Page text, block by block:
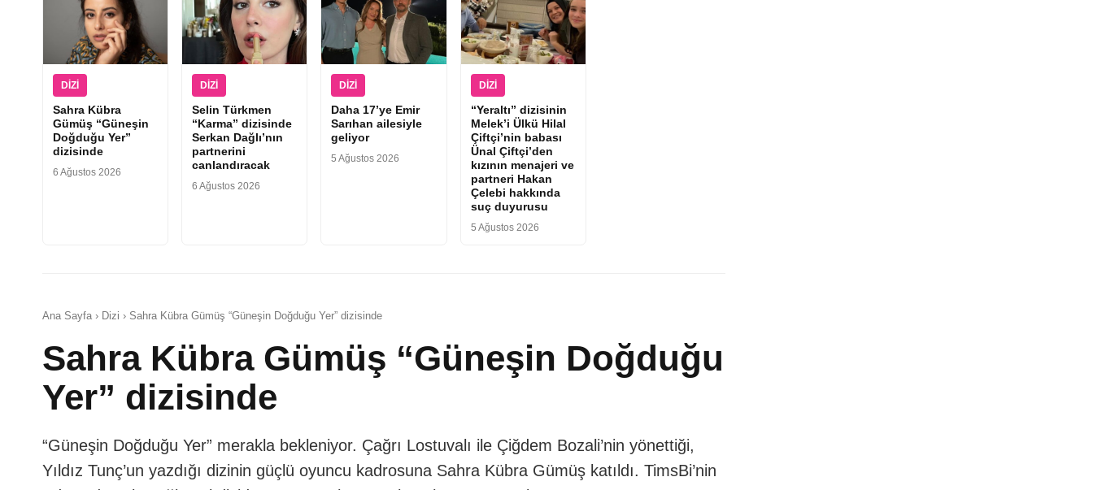
DIZI
Sahra Kübra
Gümüş “Güneşin
Doğduğu Yer”
dizisinde
6 Ağustos 2026
DIZI
Selin Türkmen
“Karma” dizisinde
Serkan Dağlı’nın
partnerini
canlandıracak
6 Ağustos 2026
DIZI
Daha 17’ye Emir
Sarıhan ailesiyle
geliyor
5 Ağustos 2026
DIZI
“Yeraltı” dizisinin
Melek’i Ülkü Hilal
Çiftçi’nin babası
Ünal Çiftçi’den
kızının menajeri ve
partneri Hakan
Çelebi hakkında
suç duyurusu
5 Ağustos 2026
Ana Sayfa › Dizi › Sahra Kübra Gümüş “Güneşin Doğduğu Yer” dizisinde
Sahra Kübra Gümüş “Güneşin Doğduğu
Yer” dizisinde
“Güneşin Doğduğu Yer” merakla bekleniyor. Çağrı Lostuvalı ile Çiğdem Bozali’nin yönettiği,
Yıldız Tunç’un yazdığı dizinin güçlü oyuncu kadrosuna Sahra Kübra Gümüş katıldı. TimsBi’nin